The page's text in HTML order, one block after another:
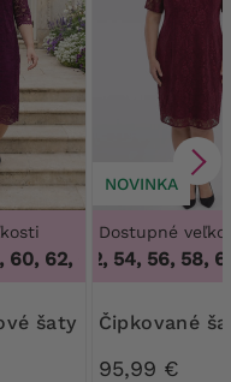
62, 64
62, 64 ,48, 50, 54,
NOVINKA
Dostupné
50, 52, 54, 56, 58, 60
čipkované
95,99 €